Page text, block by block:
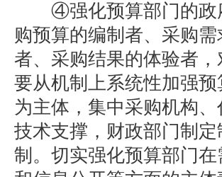
④强化预算部门的政
购预算的编制者、采购
者、采购结果的体验者
要从机制上系统性加强
为主体，集中采购机构
技术支撑，财政部门制
制。切实强化预算部门